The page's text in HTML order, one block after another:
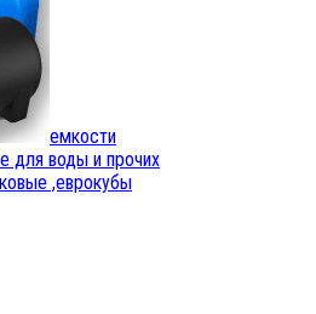
емкости
для воды и прочих
,еврокубы